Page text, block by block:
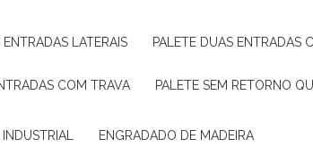
ENTRADAS LATERAIS PALETE DUAS ENTRADAS
COM TRAVA PALETE SEM RETORNO
ENGRADADO DE MADEIRA